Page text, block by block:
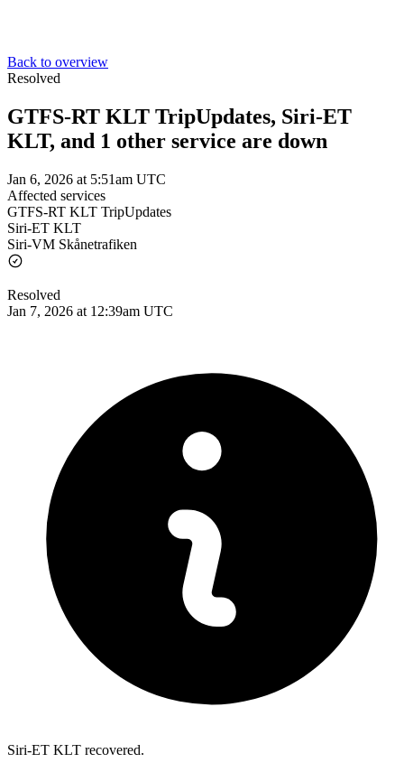
Back to overview
Resolved
GTFS-RT KLT TripUpdates, Siri-ET
KLT, and 1 other service are down
Jan 6, 2026 at 5:51am UTC
Affected services
GTFS-RT KLT TripUpdates
Siri-ET KLT
Siri-VM Skånetrafiken
Resolved
Jan 7, 2026 at 12:39am UTC
Siri-ET KLT recovered.